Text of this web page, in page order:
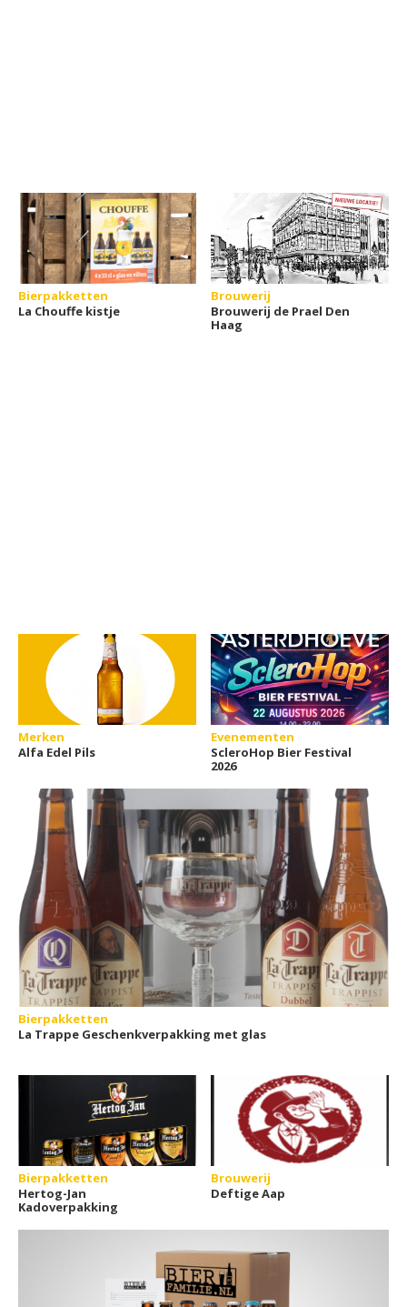
Bierpakketten
La Chouffe kistje
Brouwerij
Brouwerij de Prael Den
Haag
Merken
Alfa Edel Pils
Evenementen
ScleroHop Bier Festival
2026
Bierpakketten
La Trappe Geschenkverpakking met glas
Bierpakketten
Hertog-Jan
Kadoverpakking
Brouwerij
Deftige Aap